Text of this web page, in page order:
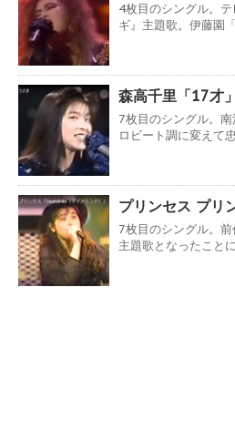
4枚目のシングル。
ギ』主題歌。伊藤園
森高千里「17才」
7枚目のシングル。
ロビート調に変えて
プリンセス プリ
7枚目のシングル。
主題歌となったこと